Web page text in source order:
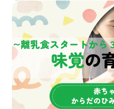
#おうち遊び #コミ
#パパ #夜泣き
SNS
このページを